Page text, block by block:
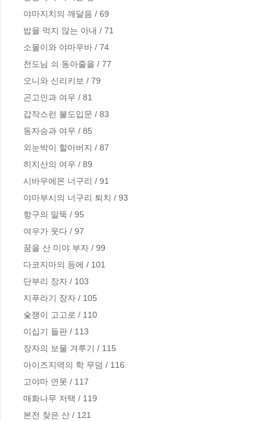
야마지치의 깨달음 / 69
밥을 먹지 않는 아내 / 71
소몰이와 야마우바 / 74
천도님 쇠 동아줄을 / 77
오니와 신리키보 / 79
곤고인과 여우 / 81
갑작스런 불도입문 / 83
동자승과 여우 / 85
외눈박이 할아버지 / 87
히지산의 여우 / 89
시바우에몬 너구리 / 91
야마부시의 너구리 퇴치 / 93
항구의 말뚝 / 95
여우가 웃다 / 97
꿈을 산 미야 부자 / 99
다코지마의 등에 / 101
단부리 장자 / 103
지푸라기 장자 / 105
숯쟁이 고고로 / 110
이십기 들판 / 113
장자의 보물 겨루기 / 115
아이즈지역의 학 무덤 / 116
고야마 연못 / 117
매화나무 저택 / 119
본전 찾은 산 / 121